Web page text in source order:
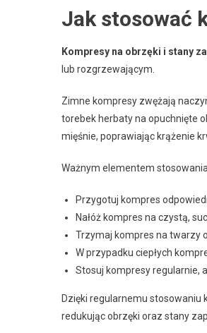
Jak stosować
Kompresy na obrzęki i stany
lub rozgrzewającym.
Zimne kompresy zwężają
torebek herbaty na opuchnięte
mięśnie, poprawiając krążenie
Ważnym elementem
Przygotuj kompres
Nałóż kompres na czystą,
Trzymaj kompres na twarzy
W przypadku ciepłych
Stosuj kompresy regularnie,
Dzięki regularnemu stosowaniu
redukując obrzęki oraz stany